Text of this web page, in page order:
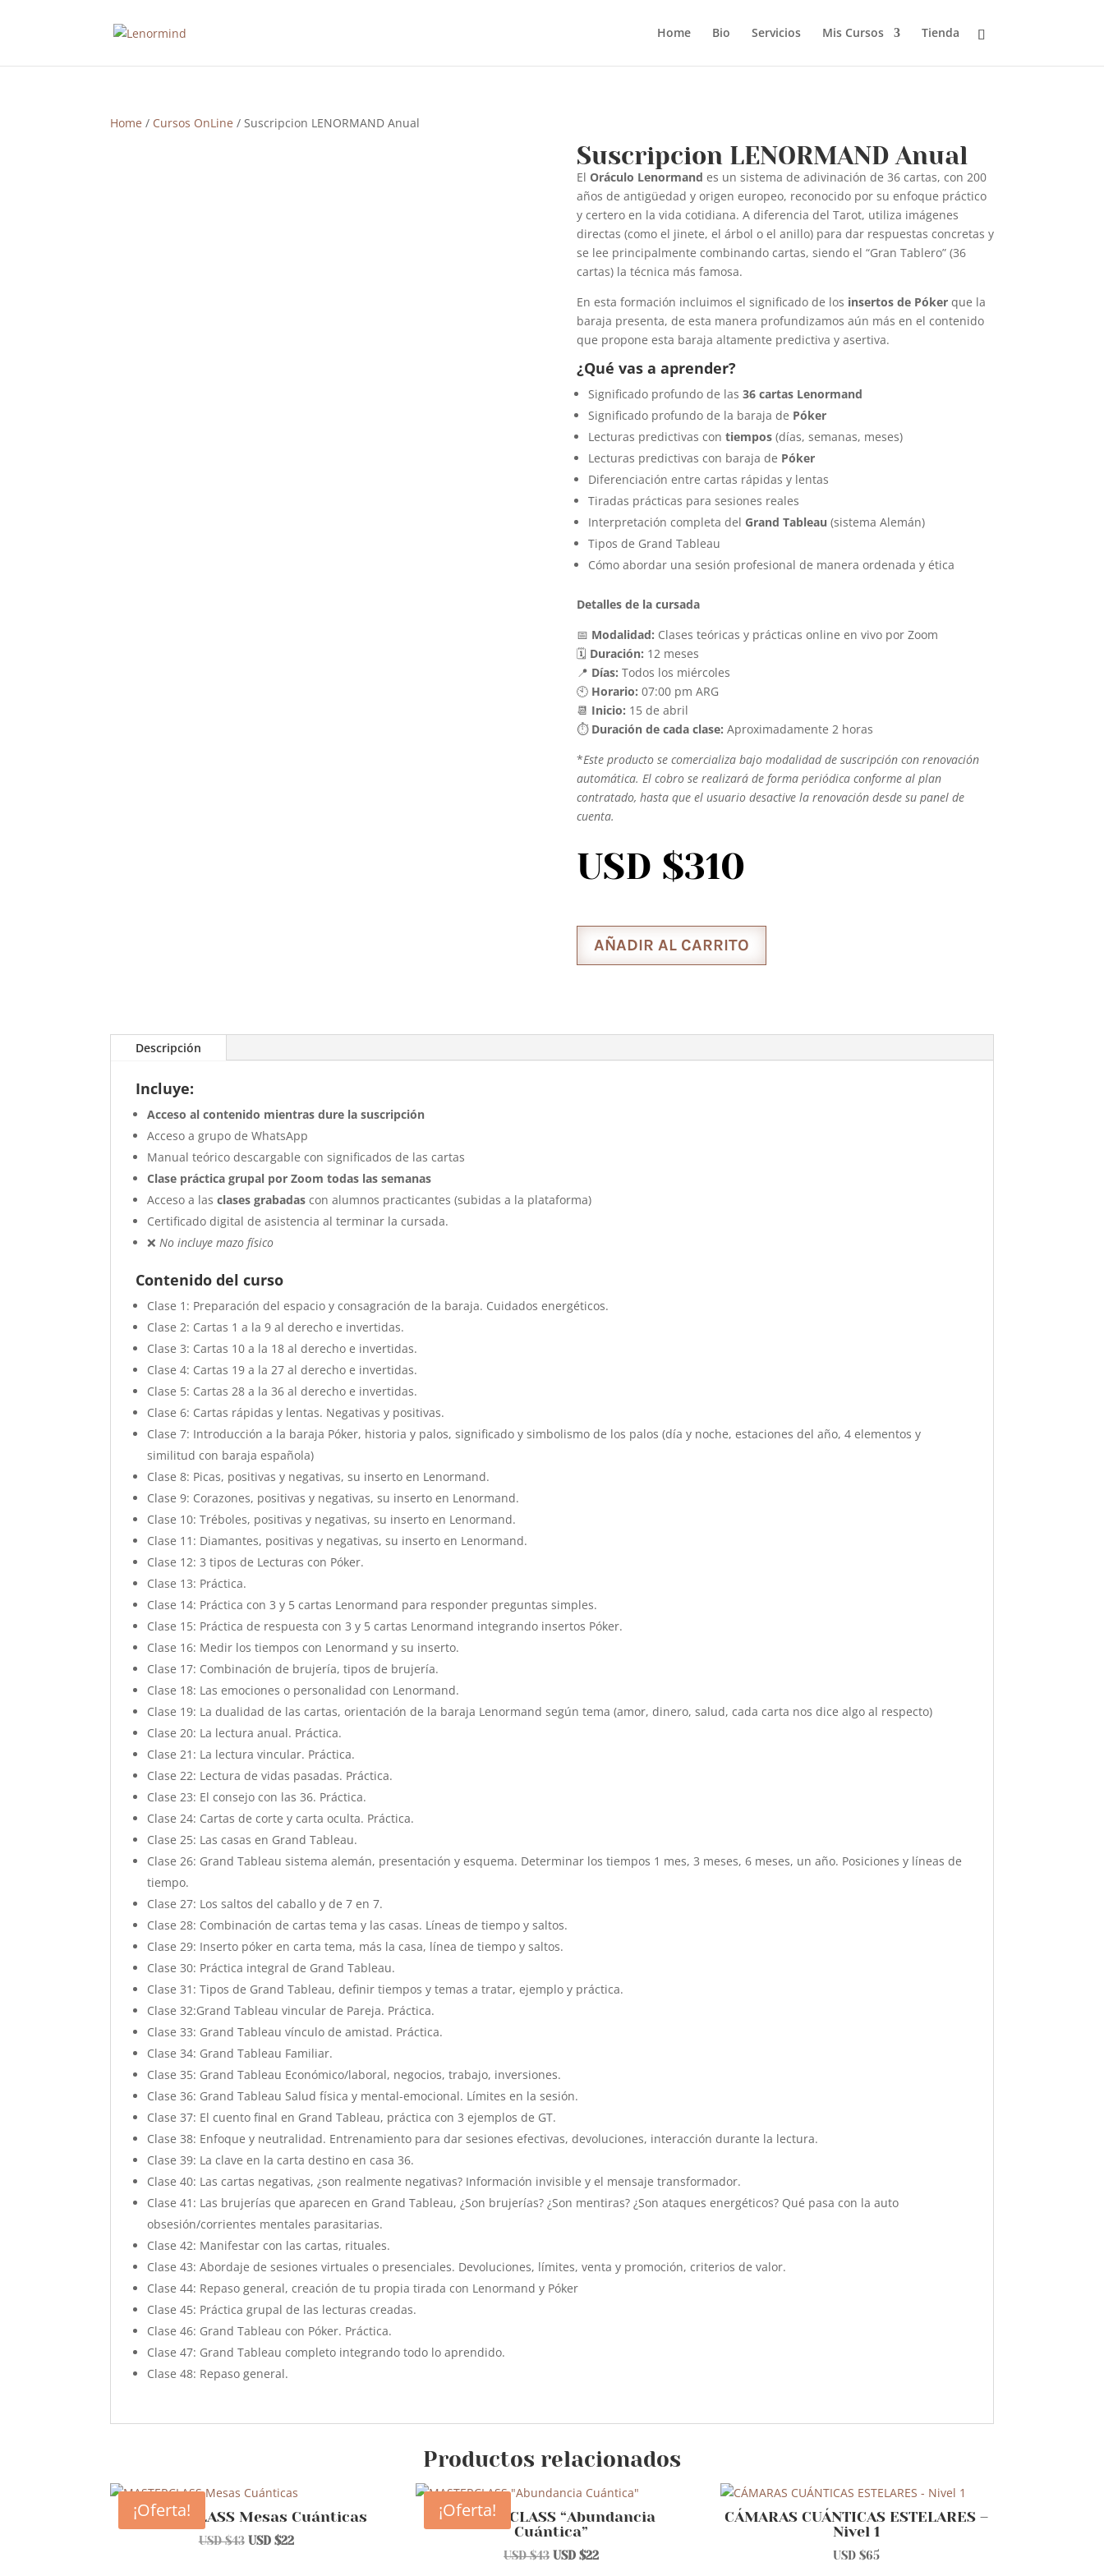
Home Bio Servicios Mis Cursos Tienda
Home / Cursos OnLine / Suscripcion LENORMAND Anual
Suscripcion LENORMAND Anual
El Oráculo Lenormand es un sistema de adivinación de 36 cartas, con 200
años de antigüedad y origen europeo, reconocido por su enfoque práctico
y certero en la vida cotidiana. A diferencia del Tarot, utiliza imágenes
directas (como el jinete, el árbol o el anillo) para dar respuestas concretas y
se lee principalmente combinando cartas, siendo el “Gran Tablero” (36
cartas) la técnica más famosa.
En esta formación incluimos el significado de los insertos de Pókerque la
baraja presenta, de esta manera profundizamos aún más en el contenido
que propone esta baraja altamente predictiva y asertiva.
¿Qué vas a aprender?
Significado profundo de las 36 cartas Lenormand
Significado profundo de la baraja de Póker
Lecturas predictivas con tiempos (días, semanas, meses)
Lecturas predictivas con baraja de Póker
Diferenciación entre cartas rápidas y lentas
Tiradas prácticas para sesiones reales
Interpretación completa del Grand Tableau (sistema Alemán)
Tipos de Grand Tableau
Cómo abordar una sesión profesional de manera ordenada y ética
Detalles de la cursada
📅 Modalidad: Clases teóricas y prácticas online en vivo por Zoom
🗓 Duración: 12 meses
📍 Días: Todos los miércoles
🕙 Horario: 07:00 pm ARG
📆 Inicio: 15 de abril
⏱ Duración de cada clase: Aproximadamente 2 horas
*Este producto se comercializa bajo modalidad de suscripción con renovación
automática. El cobro se realizará de forma periódica conforme al plan
contratado, hasta que el usuario desactive la renovación desde su panel de
cuenta.
USD $310
AÑADIR AL CARRITO
Descripción
Incluye:
Acceso al contenido mientras dure la suscripción
Acceso a grupo de WhatsApp
Manual teórico descargable con significados de las cartas
Clase práctica grupal por Zoom todas las semanas
Acceso a lasclases grabadas con alumnos practicantes (subidas a la plataforma)
Certificado digital de asistencia al terminar la cursada.
❌No incluye mazo físico
Contenido del curso
Clase 1: Preparación del espacio y consagración de la baraja. Cuidados energéticos.
Clase 2: Cartas 1 a la 9 al derecho e invertidas.
Clase 3: Cartas 10 a la 18 al derecho e invertidas.
Clase 4: Cartas 19 a la 27 al derecho e invertidas.
Clase 5: Cartas 28 a la 36 al derecho e invertidas.
Clase 6: Cartas rápidas y lentas. Negativas y positivas.
Clase 7: Introducción a la baraja Póker, historia y palos, significado y simbolismo de los palos (día y noche, estaciones del año, 4 elementos y
similitud con baraja española)
Clase 8: Picas, positivas y negativas, su inserto en Lenormand.
Clase 9: Corazones, positivas y negativas, su inserto en Lenormand.
Clase 10: Tréboles, positivas y negativas, su inserto en Lenormand.
Clase 11: Diamantes, positivas y negativas, su inserto en Lenormand.
Clase 12: 3 tipos de Lecturas con Póker.
Clase 13: Práctica.
Clase 14: Práctica con 3 y 5 cartas Lenormand para responder preguntas simples.
Clase 15: Práctica de respuesta con 3 y 5 cartas Lenormand integrando insertos Póker.
Clase 16: Medir los tiempos con Lenormand y su inserto.
Clase 17: Combinación de brujería, tipos de brujería.
Clase 18: Las emociones o personalidad con Lenormand.
Clase 19: La dualidad de las cartas, orientación de la baraja Lenormand según tema (amor, dinero, salud, cada carta nos dice algo al respecto)
Clase 20: La lectura anual. Práctica.
Clase 21: La lectura vincular. Práctica.
Clase 22: Lectura de vidas pasadas. Práctica.
Clase 23: El consejo con las 36. Práctica.
Clase 24: Cartas de corte y carta oculta. Práctica.
Clase 25: Las casas en Grand Tableau.
Clase 26: Grand Tableau sistema alemán, presentación y esquema. Determinar los tiempos 1 mes, 3 meses, 6 meses, un año. Posiciones y líneas de
tiempo.
Clase 27: Los saltos del caballo y de 7 en 7.
Clase 28: Combinación de cartas tema y las casas. Líneas de tiempo y saltos.
Clase 29: Inserto póker en carta tema, más la casa, línea de tiempo y saltos.
Clase 30: Práctica integral de Grand Tableau.
Clase 31: Tipos de Grand Tableau, definir tiempos y temas a tratar, ejemplo y práctica.
Clase 32:Grand Tableau vincular de Pareja. Práctica.
Clase 33: Grand Tableau vínculo de amistad. Práctica.
Clase 34: Grand Tableau Familiar.
Clase 35: Grand Tableau Económico/laboral, negocios, trabajo, inversiones.
Clase 36: Grand Tableau Salud física y mental-emocional. Límites en la sesión.
Clase 37: El cuento final en Grand Tableau, práctica con 3 ejemplos de GT.
Clase 38: Enfoque y neutralidad. Entrenamiento para dar sesiones efectivas, devoluciones, interacción durante la lectura.
Clase 39: La clave en la carta destino en casa 36.
Clase 40: Las cartas negativas, ¿son realmente negativas? Información invisible y el mensaje transformador.
Clase 41: Las brujerías que aparecen en Grand Tableau, ¿Son brujerías? ¿Son mentiras? ¿Son ataques energéticos? Qué pasa con la auto
obsesión/corrientes mentales parasitarias.
Clase 42: Manifestar con las cartas, rituales.
Clase 43: Abordaje de sesiones virtuales o presenciales. Devoluciones, límites, venta y promoción, criterios de valor.
Clase 44: Repaso general, creación de tu propia tirada con Lenormand y Póker
Clase 45: Práctica grupal de las lecturas creadas.
Clase 46: Grand Tableau con Póker. Práctica.
Clase 47: Grand Tableau completo integrando todo lo aprendido.
Clase 48: Repaso general.
Productos relacionados
¡Oferta!
MASTERCLASS Mesas Cuánticas
USD $43 El
USD $22El
¡Oferta!
MASTERCLASS “Abundancia
Cuántica”
USD $43 El
USD $22El
CÁMARAS CUÁNTICAS ESTELARES –
Nivel 1
USD $65